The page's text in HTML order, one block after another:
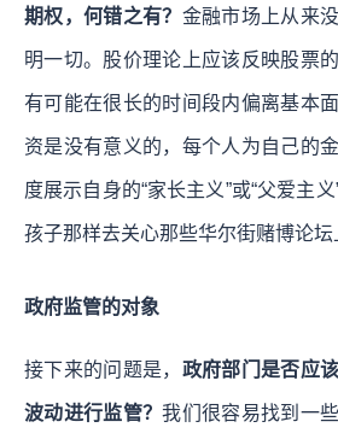
期权，何错之有？ 金融市场上从来
明一切。股价理论上应该反映股票
有可能在很长的时间段内偏离基本
资是没有意义的，每个人为自己的
度展示自身的“家长主义”或“父爱主
孩子那样去关心那些华尔街赌博论坛
政府监管的对象
接下来的问题是， 政府部门是否应
波动进行监管？我们很容易找到一